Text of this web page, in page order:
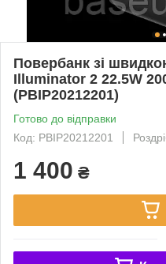
Повербанк зі
Illuminator 2 22.5W
(PBIP20212201)
Готово до відправки
Код: PBIP20212201
1 400 ₴